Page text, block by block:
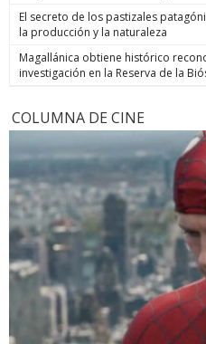
El secreto de los pastizales
la producción y la naturaleza
Magallánica obtiene histórico
investigación en la Reserva de la
COLUMNA DE CINE